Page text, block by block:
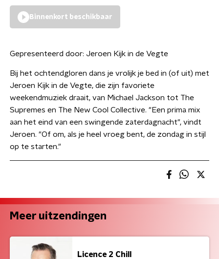
Binnenkort beschikbaar
Gepresenteerd door: Jeroen Kijk in de Vegte
Bij het ochtendgloren dans je vrolijk je bed in (of uit) met
Jeroen Kijk in de Vegte, die zijn favoriete
weekendmuziek draait, van Michael Jackson tot The
Supremes en The New Cool Collective. "Een prima mix
aan het eind van een swingende zaterdagnacht", vindt
Jeroen. "Of om, als je heel vroeg bent, de zondag in stijl
op te starten."
Meer uitzendingen
Licence 2 Chill